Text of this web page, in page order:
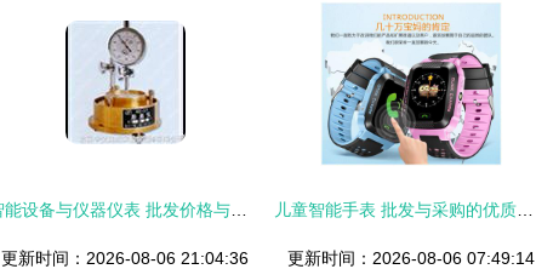
更新时间：2026-08-06 21:04:36 更新时间：2026-08-06 07:49:14